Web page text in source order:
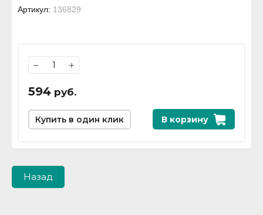
Артикул: 136829
− +
594 руб.
В корзину
Купить в один клик
Назад